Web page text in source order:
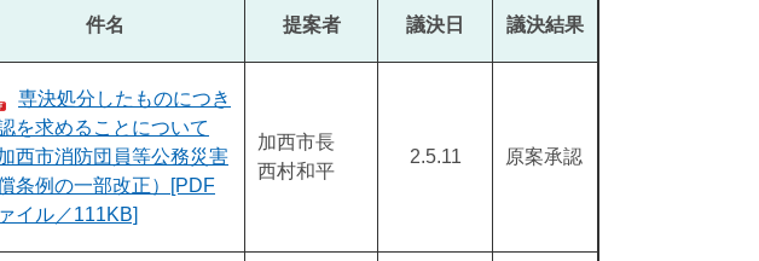
件名 提案者 議決日 議決結果
専決処分したものにつき
を求めることについて
加西市消防団員等公務災害
条例の一部改正）[PDF
イル／111KB]
加西市長
西村和平
2.5.11 原案承認